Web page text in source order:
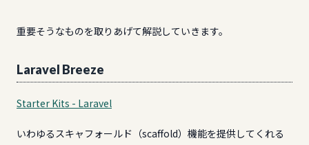
重要そうなものを取りあげて解説していきます。
Laravel Breeze
Starter Kits - Laravel
いわゆるスキャフォールド（scaffold）機能を提供してくれる